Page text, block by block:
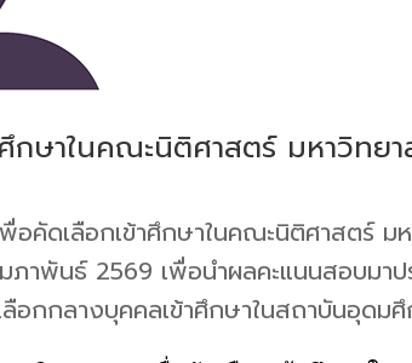
กษาในคณะนิติศาสตร์ มหาวิทยา
อคัดเลือกเข้าศึกษาในคณะนิติศาสตร์ ม
าพันธ์ 2569 เพื่อนำผลคะแนนสอบมาป
อกกลางบุคคลเข้าศึกษาในสถาบันอุดม